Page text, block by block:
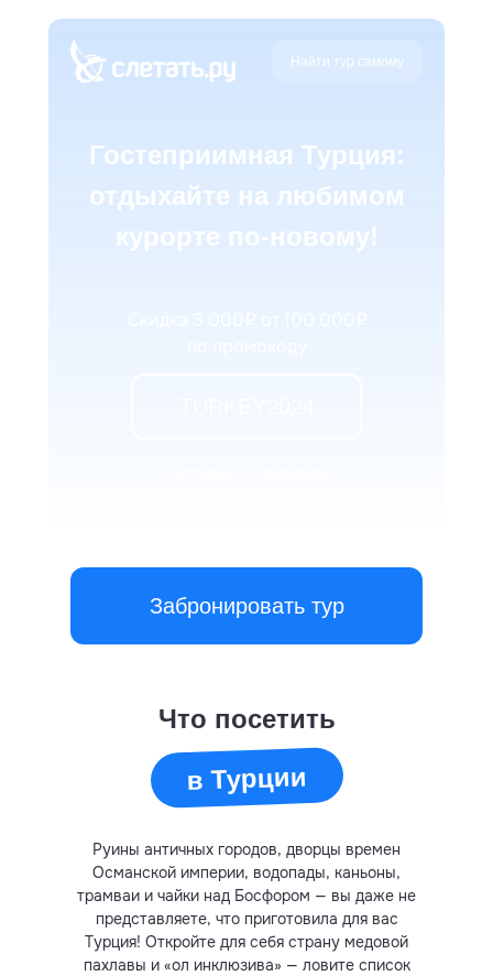
Забронировать тур
Гостеприимная Турция:
отдыхайте на любимом
курорте по-новому!
Найти тур самому
Руины античных городов, дворцы времен
Османской империи, водопады, каньоны,
трамваи и чайки над Босфором — вы даже не
представляете, что приготовила для вас
Турция! Откройте для себя страну медовой
пахлавы и «ол инклюзива» — ловите список
в Турции
Что посетить